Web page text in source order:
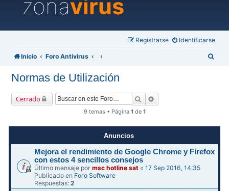
zonavirus
Identificarse
Registrarse
Inicio Foro Antivirus
Normas de Utilización
Cerrado Buscar
9 temas • Página 1 de 1
Anuncios
Mejora el rendimiento de Google Chrome y Firefox
con estos 4 sencillos consejos
Último mensaje pormsc hotline sat «17 Sep 2016, 14:35
Publicado en Foro Software
Respuestas:2